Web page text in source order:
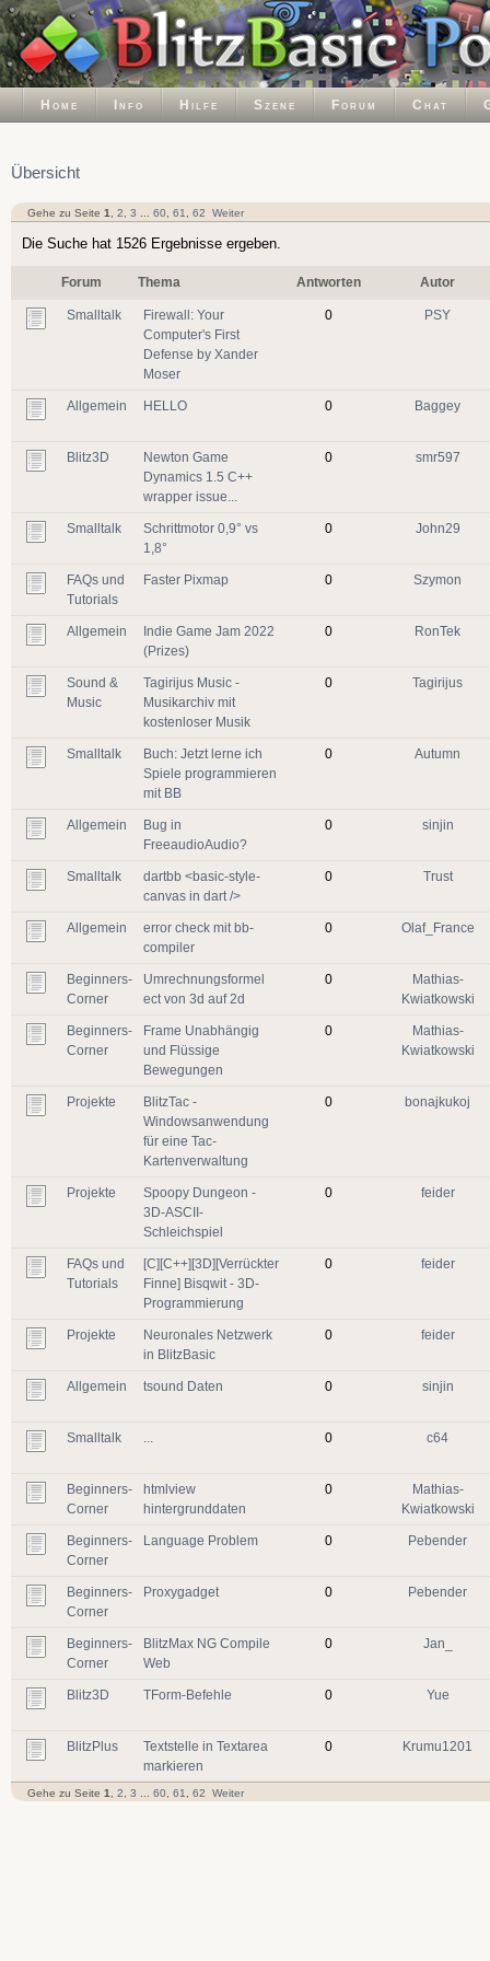
Home Info Hilfe Szene Forum Chat
Übersicht
Gehe zu Seite 1 2 3 60 61 62 Weiter
Die Suche hat 1526 Ergebnisse ergeben.
Forum Thema Antworten Autor
Smalltalk
Firewall: Your
Computer's First
Defense by Xander
Moser
0 PSY
Allgemein HELLO 0 Baggey
Blitz3D
Newton Game
Dynamics 1.5 C++
wrapper issue...
0 smr597
Smalltalk
Schrittmotor 0,9° vs
1,8°
0 John29
FAQs und
Tutorials
Faster Pixmap 0 Szymon
Allgemein
Indie Game Jam 2022
(Prizes)
0 RonTek
Sound &
Music
Tagirijus Music -
Musikarchiv mit
kostenloser Musik
0 Tagirijus
Smalltalk
Buch: Jetzt lerne ich
Spiele programmieren
mit BB
0 Autumn
Allgemein
Bug in
FreeaudioAudio?
0 sinjin
Smalltalk
dartbb <basic-style-
canvas in dart />
0 Trust
Allgemein
error check mit bb-
compiler
0 Olaf_France
Beginners-
Corner
Umrechnungsformel
ect von 3d auf 2d
0
Mathias-
Kwiatkowski
Beginners-
Corner
Frame Unabhängig
und Flüssige
Bewegungen
0
Mathias-
Kwiatkowski
Projekte
BlitzTac -
Windowsanwendung
für eine Tac-
Kartenverwaltung
0 bonajkukoj
Projekte
Spoopy Dungeon -
3D-ASCII-
Schleichspiel
0 feider
FAQs und
Tutorials
[C][C++][3D][Verrückter
Finne] Bisqwit - 3D-
Programmierung
0 feider
Projekte
Neuronales Netzwerk
in BlitzBasic
0 feider
Allgemein tsound Daten 0 sinjin
Smalltalk 0 c64
Beginners-
Corner
htmlview
hintergrunddaten
0
Mathias-
Kwiatkowski
Beginners-
Corner
Language Problem 0 Pebender
Beginners-
Corner
Proxygadget 0 Pebender
Beginners-
Corner
BlitzMax NG Compile
Web
0 Jan_
Blitz3D TForm-Befehle 0 Yue
BlitzPlus
Textstelle in Textarea
markieren
0 Krumu1201
Gehe zu Seite 1 2 3 60 61 62 Weiter